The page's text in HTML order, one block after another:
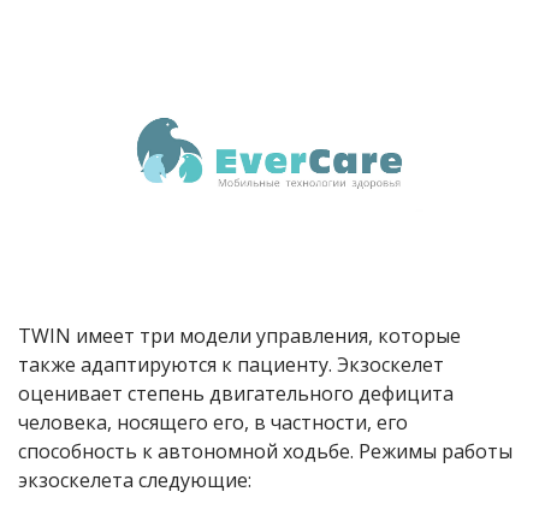
TWIN имеет три модели управления, которые
также адаптируются к пациенту. Экзоскелет
оценивает степень двигательного дефицита
человека, носящего его, в частности, его
способность к автономной ходьбе. Режимы работы
экзоскелета следующие: